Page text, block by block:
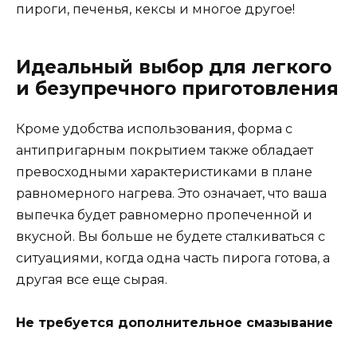
пироги, печенья, кексы и многое другое!
Идеальный выбор для легкого
и безупречного приготовления
Кроме удобства использования, форма с
антипригарным покрытием также обладает
превосходными характеристиками в плане
равномерного нагрева. Это означает, что ваша
выпечка будет равномерно пропеченной и
вкусной. Вы больше не будете сталкиваться с
ситуациями, когда одна часть пирога готова, а
другая все еще сырая.
Не требуется дополнительное смазывание